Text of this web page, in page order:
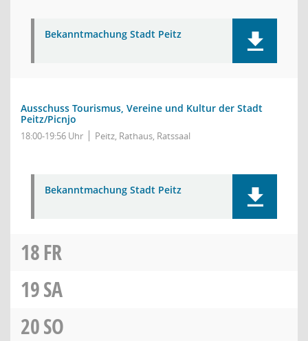
Bekanntmachung Stadt Peitz
Ausschuss Tourismus, Vereine und Kultur der Stadt
Peitz/Picnjo
18:00-19:56 Uhr Peitz, Rathaus, Ratssaal
Bekanntmachung Stadt Peitz
18FR
19SA
20SO